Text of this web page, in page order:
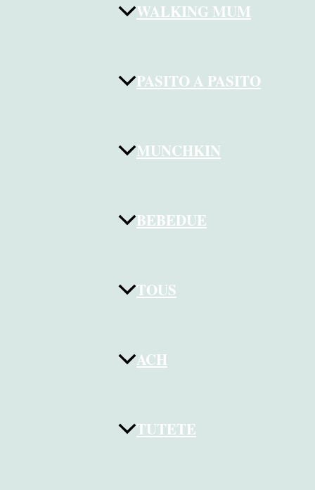
WALKING MUM
PASITO A PASITO
MUNCHKIN
BEBEDUE
TOUS
ACH
TUTETE